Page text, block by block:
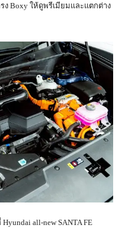
Boxy ให้ดูพรีเมียมและแตกต่าง
all-new SANTA FE